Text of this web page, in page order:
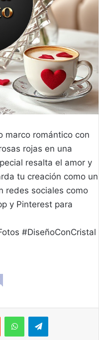
marco romántico con
rojas en una
resalta el amor y
tu creación como un
redes sociales como
y Pinterest para
#DiseñoConCristal
Reddit WhatsAppTelegram